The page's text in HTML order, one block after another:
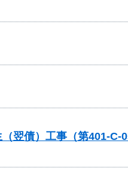
翌債）工事（第401-C-